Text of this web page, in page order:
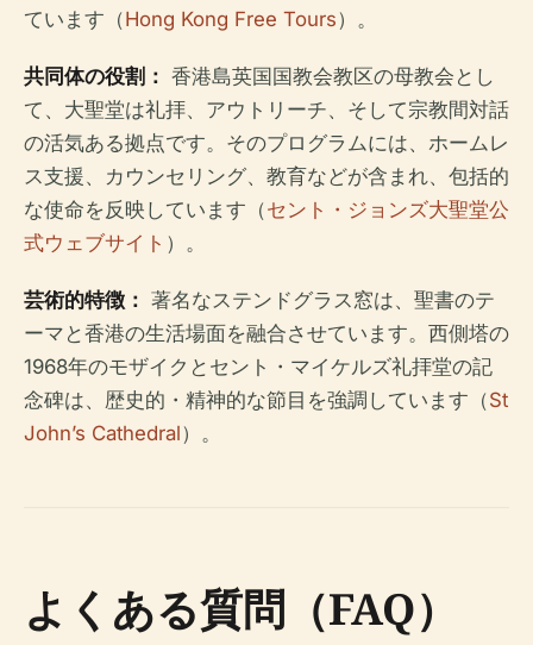
ています（Hong Kong Free Tours）。
共同体の役割： 香港島英国国教会教区の母教会とし
て、大聖堂は礼拝、アウトリーチ、そして宗教間対話
の活気ある拠点です。そのプログラムには、ホームレ
ス支援、カウンセリング、教育などが含まれ、包括的
な使命を反映しています（セント・ジョンズ大聖堂公
式ウェブサイト ）。
芸術的特徴： 著名なステンドグラス窓は、聖書のテ
ーマと香港の生活場面を融合させています。西側塔の
1968年のモザイクとセント・マイケルズ礼拝堂の記
念碑は、歴史的・精神的な節目を強調しています（St
John’s Cathedral）。
よくある質問（FAQ）